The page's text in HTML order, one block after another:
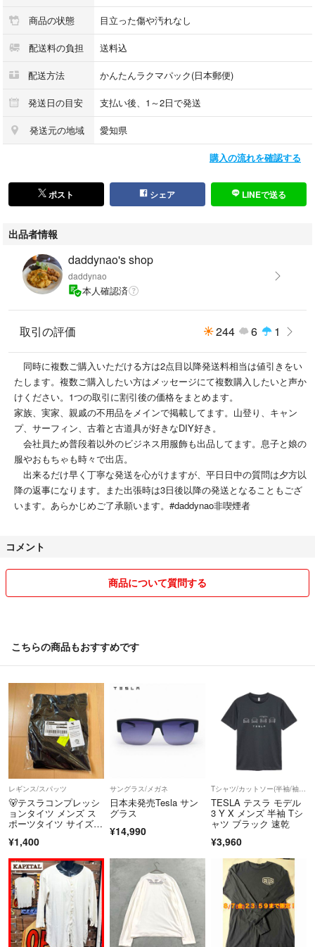
商品の状態 目立った傷や汚れなし
配送料の負担 送料込
配送方法 かんたんラクマパック(日本郵便)
発送日の目安 支払い後、1～2日で発送
発送元の地域 愛知県
購入の流れを確認する
ポスト シェア LINEで送る
出品者情報
daddynao's shop
daddynao
本人確認済
取引の評価 244 6 1
同時に複数ご購入いただける方は2点目以降発送料相当は値引きをい
たします。複数ご購入したい方はメッセージにて複数購入したいと声か
けください。1つの取引に割引後の価格をまとめます。
家族、実家、親戚の不用品をメインで掲載してます。山登り、キャン
プ、サーフィン、古着と古道具が好きなDIY好き。
会社員ため普段着以外のビジネス用服飾も出品してます。息子と娘の
服やおもちゃも時々で出店。
出来るだけ早く丁寧な発送を心がけますが、平日日中の質問は夕方以
降の返事になります。また出張時は3日後以降の発送となることもござ
います。あらかじめご了承願います。#daddynao非喫煙者
コメント
商品について質問する
こちらの商品もおすすめです
レギンス/スパッツ
🐻テスラコンプレッシ
ョンタイツ メンズ ス
ポーツタイツ サイズX
¥1,400
サングラス/メガネ
日本未発売Tesla サン
グラス
¥14,990
Tシャツ/カットソー(半袖/袖なし)
TESLA テスラ モデル
3 Y X メンズ 半袖 Tシ
ャツ ブラック 速乾
¥3,960